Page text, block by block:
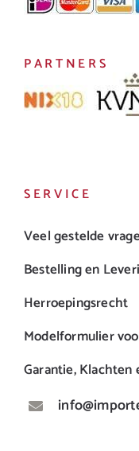
PARTNERS
SERVICE
Veel gestelde
Bestelling en
Herroepingsrecht
Modelformulier
Garantie, Klachten